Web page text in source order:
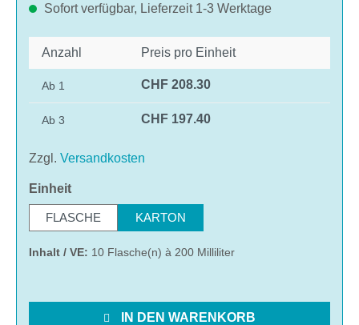
Sofort verfügbar, Lieferzeit 1-3 Werktage
Anzahl Preis pro Einheit
Ab 1 CHF 208.30
Ab 3 CHF 197.40
Zzgl. Versandkosten
Einheitauswählen
FLASCHE KARTON
Inhalt / VE: 10 Flasche(n) à 200 Milliliter
IN DEN WARENKORB